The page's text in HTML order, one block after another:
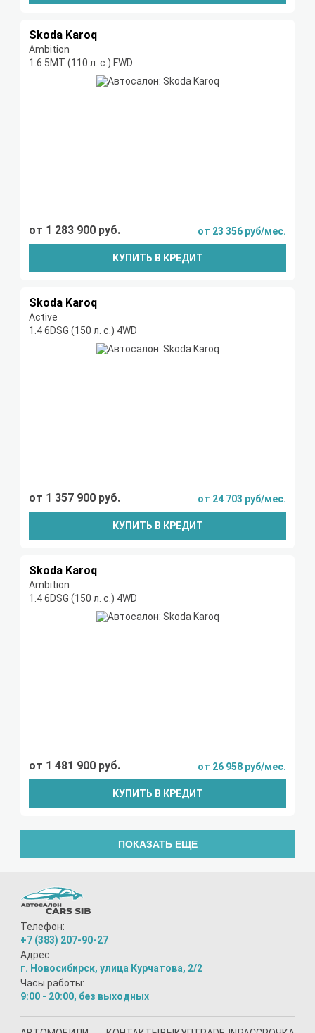
Skoda Karoq
Ambition
1.6 5MT (110 л. с.) FWD
от 1 283 900 руб. от 23 356 руб/мес.
КУПИТЬ В КРЕДИТ
Skoda Karoq
Active
1.4 6DSG (150 л. с.) 4WD
от 1 357 900 руб. от 24 703 руб/мес.
КУПИТЬ В КРЕДИТ
Skoda Karoq
Ambition
1.4 6DSG (150 л. с.) 4WD
от 1 481 900 руб. от 26 958 руб/мес.
КУПИТЬ В КРЕДИТ
ПОКАЗАТЬ ЕЩЕ
Телефон:
+7 (383) 207-90-27
Адрес:
г. Новосибирск, улица Курчатова, 2/2
Часы работы:
9:00 - 20:00, без выходных